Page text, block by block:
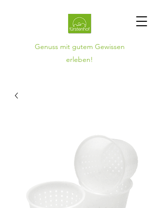
Genuss mit gutem Gewissen
erleben!